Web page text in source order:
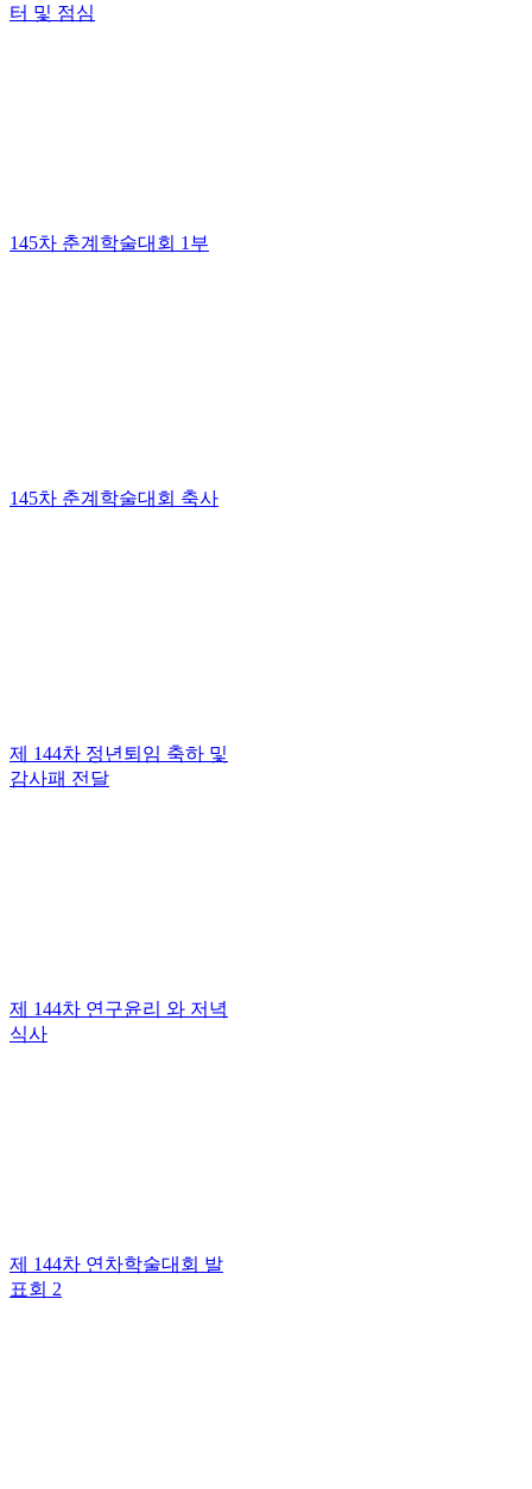
터 및 점심
145차 춘계학술대회 1부
145차 춘계학술대회 축사
제 144차 정년퇴임 축하 및
감사패 전달
제 144차 연구윤리 와 저녁
식사
제 144차 연차학술대회 발
표회 2